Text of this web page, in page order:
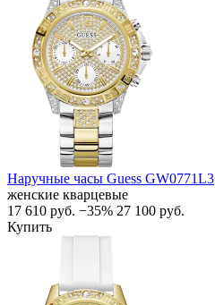
Наручные часы Guess GW0771L3
женские кварцевые
17 610 руб. −35% 27 100 руб.
Купить